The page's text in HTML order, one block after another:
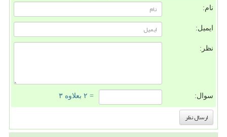
نام:
ایمیل:
نظر:
سوال: = ۲ بعلاوه ۳